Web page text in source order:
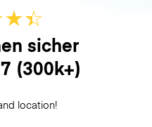
★☆
★
sicher
(300k+)
location!